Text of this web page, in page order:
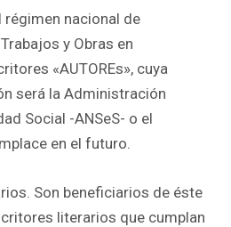
régimen nacional de
y Obras en
«AUTOREs», cuya
será la Administración
Social -ANSeS- o el
en el futuro.
Son beneficiarios de éste
literarios que cumplan